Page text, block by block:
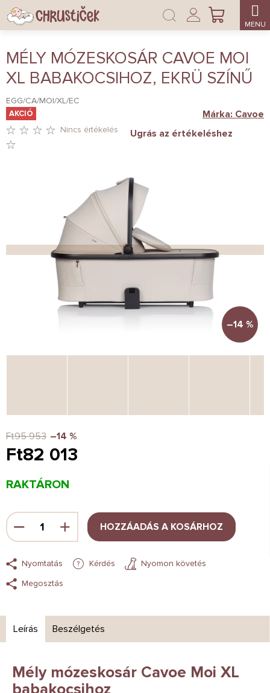
Ugrás
fő
KOSÁR
Bejelentkezés
MÉLY MÓZESKOSÁR CAVOE MOI
XL BABAKOCSIHOZ, EKRÜ SZÍNŰ
EGG/CA/MOI/XL/EC
AKCIÓ
CSILLAG.
Nincs értékelés Ugrás az értékeléshez
Márka: Cavoe
–14 %
Ft95 953 –14 %
Ft82 013
Egységár:
RAKTÁRON
HOZZÁADÁS A KOSÁRHOZ
Nyomtatás Kérdés
Nyomon követés
Megosztás
Leírás Beszélgetés
Mély mózeskosár Cavoe Moi XL